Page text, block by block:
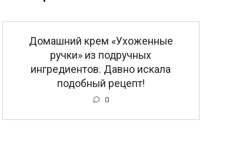
Домашний крем «Ухоженные
ручки» из подручных
ингредиентов. Давно искала
подобный рецепт!
0